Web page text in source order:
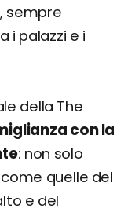
sempre
i palazzi e i
della The
con la
: non solo
quelle del
e del